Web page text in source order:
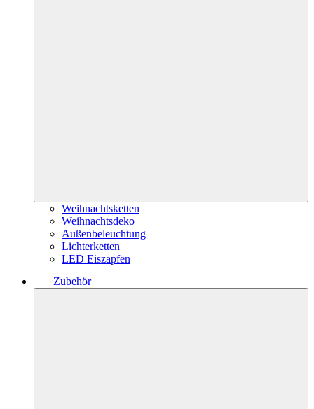
Weihnachtsketten
Weihnachtsdeko
Außenbeleuchtung
Lichterketten
LED Eiszapfen
Zubehör